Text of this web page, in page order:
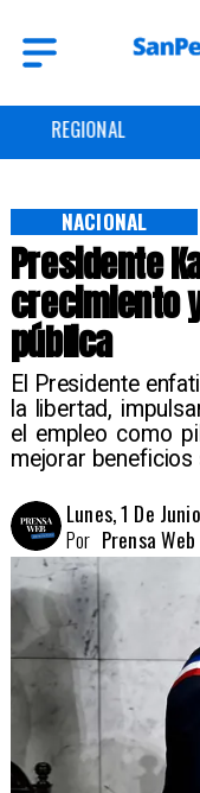
ENTRETENCIÓN
Presidente
crecimiento
pública
El Presidente
la libertad,
el empleo como
mejorar beneficios
NACIONAL
Lunes, 1 De
Prensa Web
Por